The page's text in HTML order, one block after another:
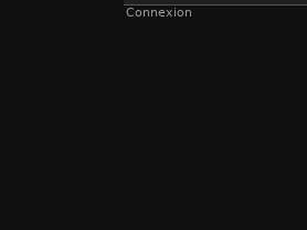
Connexion